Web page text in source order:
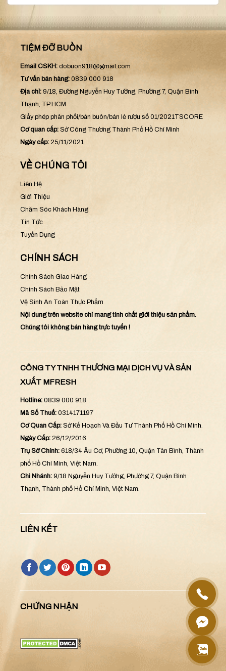
TIỆM ĐỠ BUỒN
Email CSKH: dobuon918@gmail.com
Tư vấn bán hàng: 0839 000 918
Địa chỉ: 9/18, Đường Nguyễn Huy Tưởng, Phường 7, Quận Bình
Thạnh, TP.HCM
Giấy phép phân phối/bán buôn/bán lẻ rượu số 01/2021TSCORE
Cơ quan cấp: Sở Công Thương Thành Phố Hồ Chí Minh
Ngày cấp: 25/11/2021
VỀ CHÚNG TÔI
Liên Hệ
Giới Thiệu
Chăm Sóc Khách Hàng
Tin Tức
Tuyển Dụng
CHÍNH SÁCH
Chính Sách Giao Hàng
Chính Sách Bảo Mật
Vệ Sinh An Toàn Thực Phẩm
Nội dung trên website chỉ mang tính chất giới thiệu sản phẩm.
Chúng tôi không bán hàng trực tuyến !
CÔNG TY TNHH THƯƠNG MẠI DỊCH VỤ VÀ SẢN
XUẤT MFRESH
Hotline: 0839 000 918
Mã Số Thuế: 0314171197
Cơ Quan Cấp: Sở Kế Hoạch Và Đầu Tư Thành Phố Hồ Chí Minh.
Ngày Cấp: 26/12/2016
Trụ Sở Chính: 618/34 Âu Cơ, Phường 10, Quận Tân Bình, Thành
phố Hồ Chí Minh, Việt Nam.
Chi Nhánh: 9/18 Nguyễn Huy Tưởng, Phường 7, Quận Bình
Thạnh, Thành phố Hồ Chí Minh, Việt Nam.
LIÊN KẾT
CHỨNG NHẬN